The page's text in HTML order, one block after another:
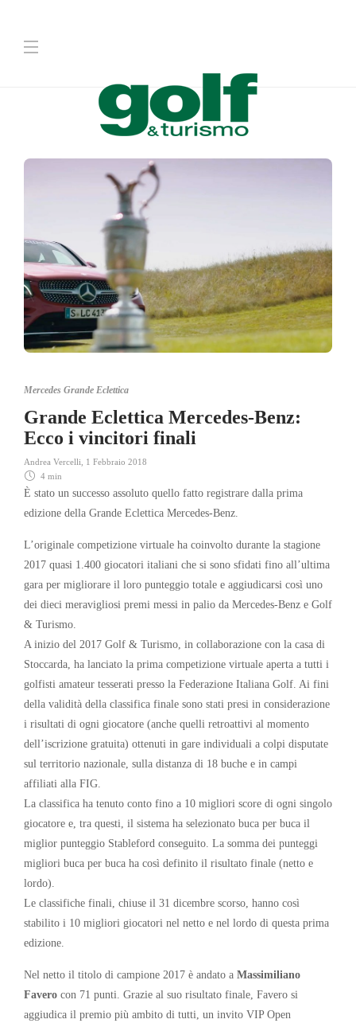
Mercedes Grande Eclettica
Grande Eclettica Mercedes-Benz:
Ecco i vincitori finali
Andrea Vercelli
1 Febbraio 2018
4 min
È stato un successo assoluto quello fatto registrare dalla prima
edizione della Grande Eclettica Mercedes-Benz.
L’originale competizione virtuale ha coinvolto durante la stagione
2017 quasi 1.400 giocatori italiani che si sono sfidati fino all’ultima
gara per migliorare il loro punteggio totale e aggiudicarsi così uno
dei dieci meravigliosi premi messi in palio da Mercedes-Benz e Golf
& Turismo.
A inizio del 2017 Golf & Turismo, in collaborazione con la casa di
Stoccarda, ha lanciato la prima competizione virtuale aperta a tutti i
golfisti amateur tesserati presso la Federazione Italiana Golf. Ai fini
della validità della classifica finale sono stati presi in considerazione
i risultati di ogni giocatore (anche quelli retroattivi al momento
dell’iscrizione gratuita) ottenuti in gare individuali a colpi disputate
sul territorio nazionale, sulla distanza di 18 buche e in campi
affiliati alla FIG.
La classifica ha tenuto conto fino a 10 migliori score di ogni singolo
giocatore e, tra questi, il sistema ha selezionato buca per buca il
miglior punteggio Stableford conseguito. La somma dei punteggi
migliori buca per buca ha così definito il risultato finale (netto e
lordo).
Le classifiche finali, chiuse il 31 dicembre scorso, hanno così
stabilito i 10 migliori giocatori nel netto e nel lordo di questa prima
edizione.
Nel netto il titolo di campione 2017 è andato a Massimiliano
Favero con 71 punti. Grazie al suo risultato finale, Favero si
aggiudica il premio più ambito di tutti, un invito VIP Open